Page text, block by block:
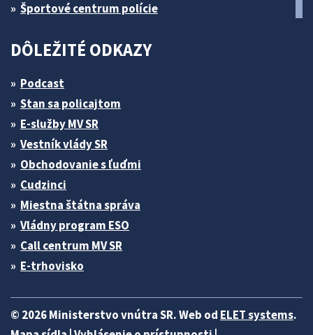
Športové centrum polície
DÔLEŽITÉ ODKAZY
Podcast
Stan sa policajtom
E-služby MV SR
Vestník vlády SR
Obchodovanie s ľuďmi
Cudzinci
Miestna štátna správa
Vládny program ESO
Call centrum MV SR
E-trhovisko
© 2026 Ministerstvo vnútra SR. Web od ELET systems.